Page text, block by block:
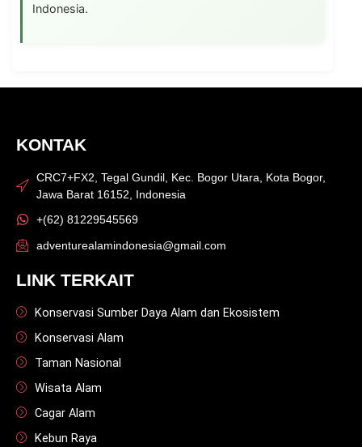
Indonesia.
KONTAK
CRC7+FX2, Tegal Gundil, Kec. Bogor Utara, Kota Bogor,
Jawa Barat 16152, Indonesia
+(62) 81229545569
adventurealamindonesia@gmail.com
LINK TERKAIT
Konservasi Sumber Daya Alam dan Ekosistem
Konservasi Alam
Taman Nasional
Wisata Alam
Cagar Alam
Kebun Raya